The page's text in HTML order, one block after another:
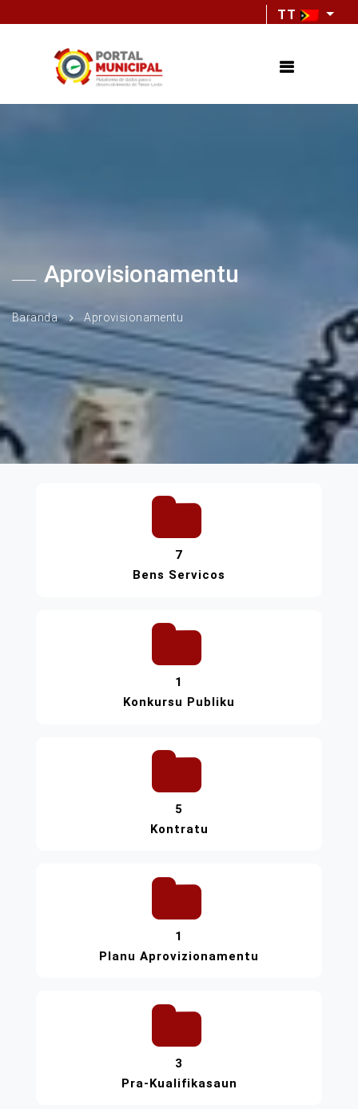
TT
Aprovisionamentu
Baranda Aprovisionamentu
7
Bens Servicos
1
Konkursu Publiku
5
Kontratu
1
Planu Aprovizionamentu
3
Pra-Kualifikasaun